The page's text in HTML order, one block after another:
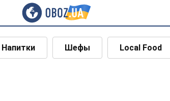
Напитки Шефы Local Food